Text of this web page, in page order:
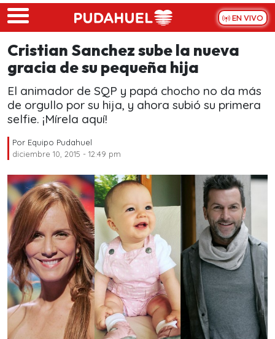
Skip to main content
EN VIVO
Cristian Sanchez sube la nueva
gracia de su pequeña hija
El animador de SQP y papá chocho no da más
de orgullo por su hija, y ahora subió su primera
selfie. ¡Mírela aquí!
Por Equipo Pudahuel
diciembre 10, 2015 - 12:49 pm